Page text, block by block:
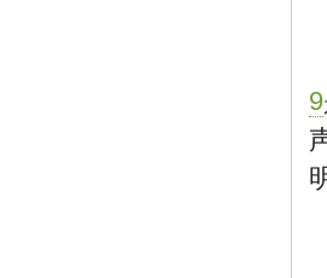
9